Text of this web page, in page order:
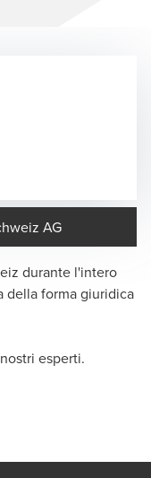
AG
durante l'intero
della forma giuridica
esperti.